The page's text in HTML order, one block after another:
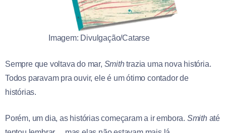
Imagem: Divulgação/Catarse
Sempre que voltava do mar, Smithtrazia uma nova história.
Todos paravam pra ouvir, ele é um ótimo contador de
histórias.
Porém, um dia, as histórias começaram a ir embora. Smithaté